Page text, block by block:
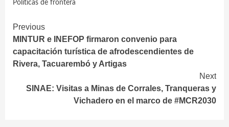
Políticas de frontera
Continue
Reading
Previous
MINTUR e INEFOP firmaron convenio para
capacitación turística de afrodescendientes de
Rivera, Tacuarembó y Artigas
Next
SINAE: Visitas a Minas de Corrales, Tranqueras y
Vichadero en el marco de #MCR2030